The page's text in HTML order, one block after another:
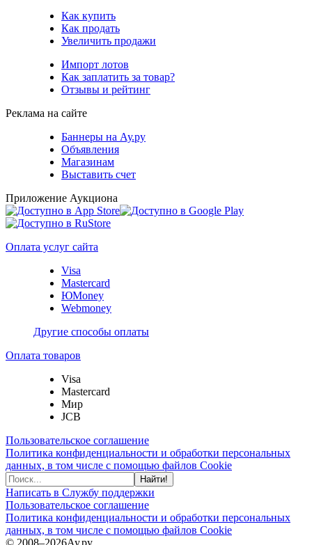
Как купить
Как продать
Увеличить продажи
Импорт лотов
Как заплатить за товар?
Отзывы и рейтинг
Реклама на сайте
Баннеры на Ау.ру
Объявления
Магазинам
Выставить счет
Приложение Аукциона
Оплата услуг сайта
Visa
Mastercard
ЮMoney
Webmoney
Другие способы оплаты
Оплата товаров
Visa
Mastercard
Мир
JCB
Пользовательское соглашение
Политика конфиденциальности и обработки персональных
данных, в том числе с помощью файлов Cookie
Найти!
Написать в Службу поддержки
Пользовательское соглашение
Политика конфиденциальности и обработки персональных
данных, в том числе с помощью файлов Cookie
© 2008–2026Ау.ру